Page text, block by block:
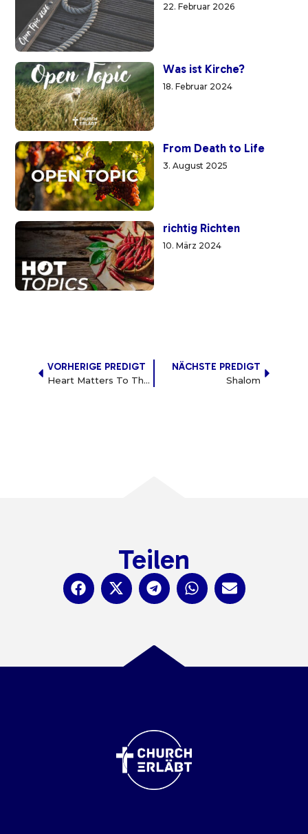
22. Februar 2026
Was ist Kirche?
18. Februar 2024
From Death to Life
3. August 2025
richtig Richten
10. März 2024
VORHERIGE PREDIGT
Heart Matters To The Lord
NÄCHSTE PREDIGT
Shalom
Teilen